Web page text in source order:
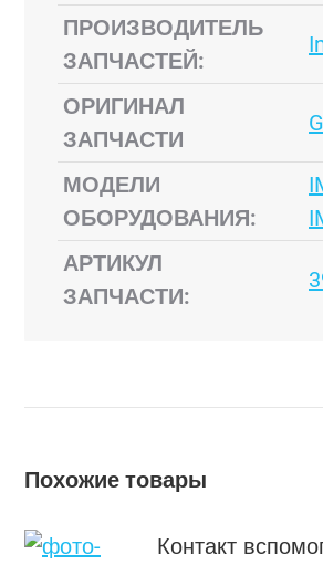
ПРОИЗВОДИТЕЛЬ
ЗАПЧАСТЕЙ:
ОРИГИНАЛ
ЗАПЧАСТИ
МОДЕЛИ
ОБОРУДОВАНИЯ:
АРТИКУЛ
ЗАПЧАСТИ:
Похожие товары
Контакт